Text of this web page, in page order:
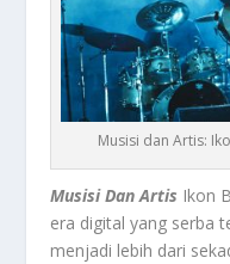
Musisi dan Artis:
Musisi Dan Artis Ikon
era digital yang serba
menjadi lebih dari